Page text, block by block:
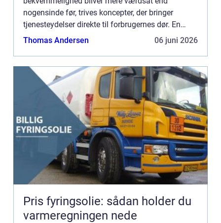
nogensinde før, trives koncepter, der bringer
tjenesteydelser direkte til forbrugernes dør. En
sådan innovation, der har vundet popularitet i
Thomas Andersen 06 juni 2026
Pris fyringsolie: sådan holder du
varmeregningen nede